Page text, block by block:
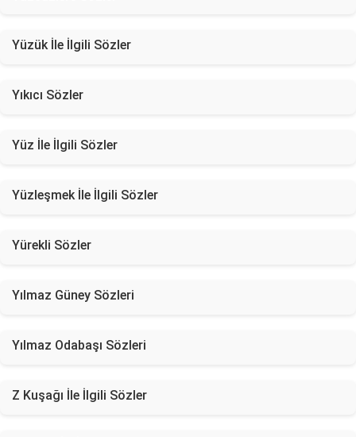
Yüzük İle İlgili Sözler
Yıkıcı Sözler
Yüz İle İlgili Sözler
Yüzleşmek İle İlgili Sözler
Yürekli Sözler
Yılmaz Güney Sözleri
Yılmaz Odabaşı Sözleri
Z Kuşağı İle İlgili Sözler